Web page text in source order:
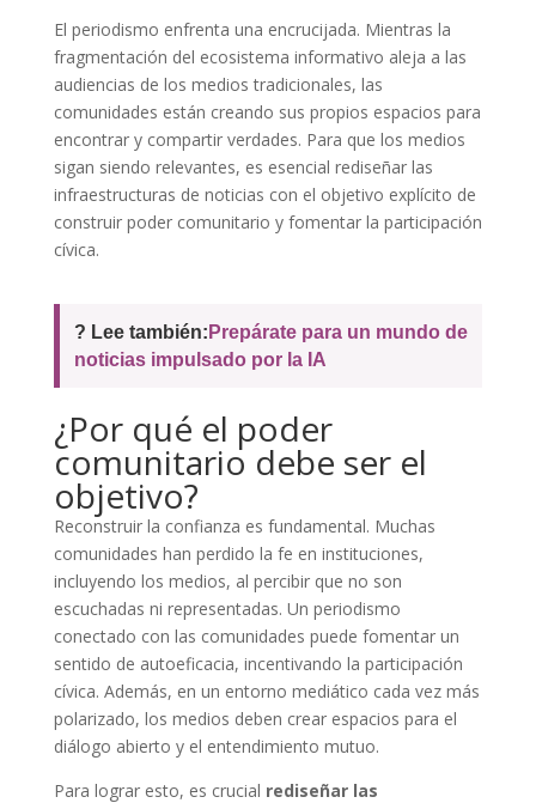
El periodismo enfrenta una encrucijada. Mientras la
fragmentación del ecosistema informativo aleja a las
audiencias de los medios tradicionales, las
comunidades están creando sus propios espacios para
encontrar y compartir verdades. Para que los medios
sigan siendo relevantes, es esencial rediseñar las
infraestructuras de noticias con el objetivo explícito de
construir poder comunitario y fomentar la participación
cívica.
? Lee también: Prepárate para un mundo de
noticias impulsado por la IA
¿Por qué el poder
comunitario debe ser el
objetivo?
Reconstruir la confianza es fundamental. Muchas
comunidades han perdido la fe en instituciones,
incluyendo los medios, al percibir que no son
escuchadas ni representadas. Un periodismo
conectado con las comunidades puede fomentar un
sentido de autoeficacia, incentivando la participación
cívica. Además, en un entorno mediático cada vez más
polarizado, los medios deben crear espacios para el
diálogo abierto y el entendimiento mutuo.
Para lograr esto, es crucial rediseñar las